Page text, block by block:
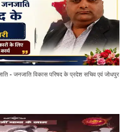
- जनजाति विकास परिषद के प्रदेश सचिव एवं जोधपुर